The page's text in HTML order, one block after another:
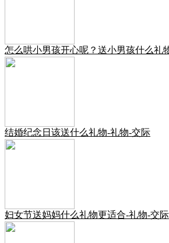
怎么哄小男孩开心呢？送小男孩什么礼
结婚纪念日该送什么礼物-礼物-交际
妇女节送妈妈什么礼物更适合-礼物-交际